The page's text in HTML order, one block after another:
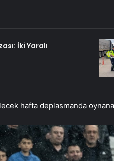
İki Yaralı
hafta deplasmanda